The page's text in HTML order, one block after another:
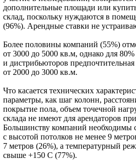
дополнительные площади или
склад, поскольку нуждаются в
(96%). Арендные ставки не
Более половины компаний (55%)
от 3000 до 5000 кв.м, однако для
и дистрибьюторов
от 2000 до 3000 кв.м.
Что касается технических
параметры, как шаг колонн,
покрытие пола, объем точечной
склада не имеют для арендаторов
Большинству компаний необходимы
с высотой потолков не менее 9
7 метров (26%), а температурный
свыше +150 C (77%).